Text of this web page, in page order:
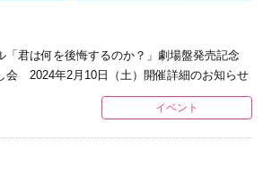
君は何を後悔するのか？」劇場盤発売記念
会 2024年2月10日（土）開催詳細のお知らせ
イベント